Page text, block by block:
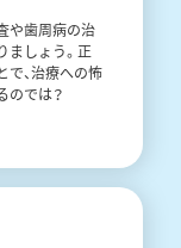
や歯周病の治
ましょう。正
で、治療への怖
のでは？